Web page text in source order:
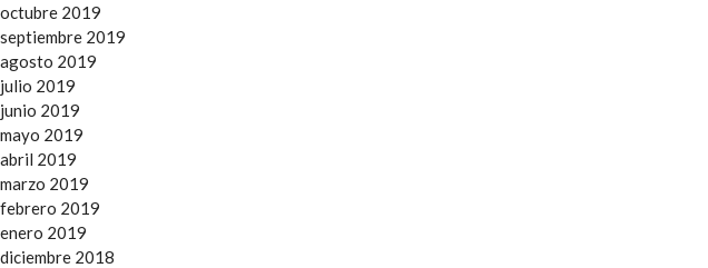
octubre 2019
septiembre 2019
agosto 2019
julio 2019
junio 2019
mayo 2019
abril 2019
marzo 2019
febrero 2019
enero 2019
diciembre 2018